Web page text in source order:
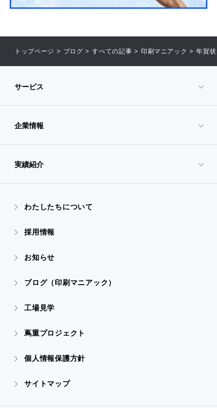
トップページ > ブログ >すべての記事 > 印刷マニアック >年賀
サービス
- サービスTOP
- 映像・動画制作
- デザイン
- 販促グッズ
企業情報
- 企業情報TOP
- ごあいさつ
- 会社概要
- CSR活動
実績紹介
- 実績紹介TOP
- ぎぞらーず
- デザイン
わたしたちについて
採用情報
お知らせ
ブログ（印刷マニアック）
工場見学
蔦重プロジェクト
個人情報保護方針
サイトマップ